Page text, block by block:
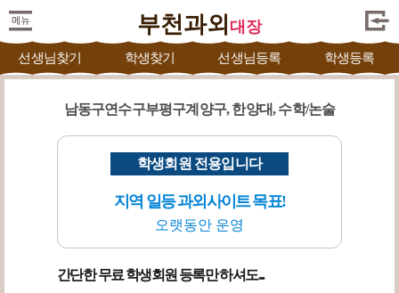
부천과외 대장
선생님찾기 학생찾기 선생님등록 학생등록
남동구연수구부평구계양구, 한양대, 수학/논술
학생회원 전용입니다
지역 일등 과외사이트 목표!
오랫동안 운영
간단한 무료 학생회원 등록만 하셔도...